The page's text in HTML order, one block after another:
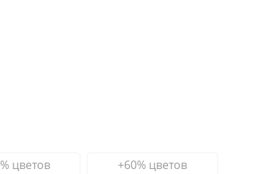
цветов +60% цветов